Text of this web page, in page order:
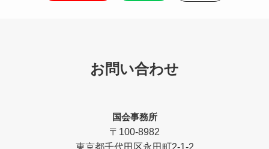
お問い合わせ
国会事務所
〒100-8982
東京都千代田区永田町2-1-2